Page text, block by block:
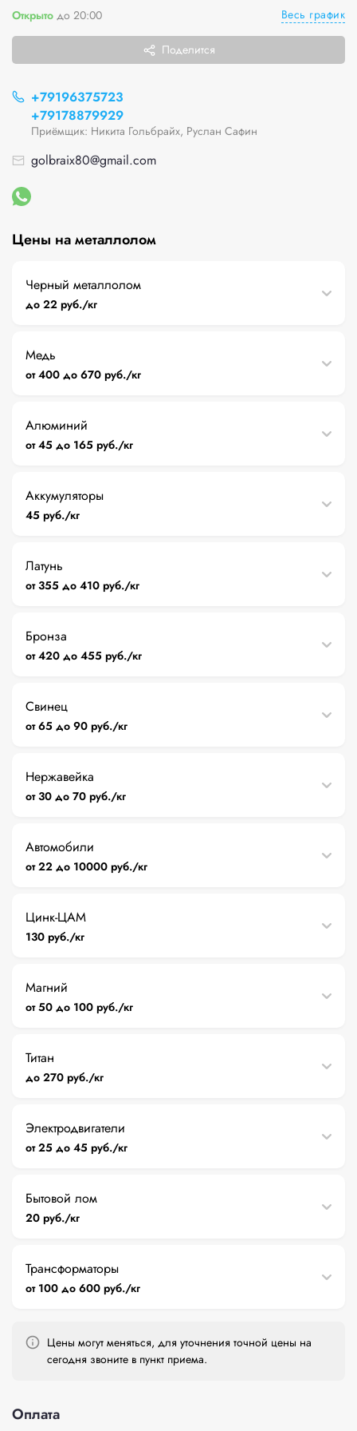
Открыто до 20:00 Весь график
Поделится
+79196375723
+79178879929
Приёмщик: Никита Гольбрайх, Руслан Сафин
golbraix80@gmail.com
Цены на металлолом
Черный металлолом
до 22 руб./кг
Медь
от 400 до 670 руб./кг
Алюминий
от 45 до 165 руб./кг
Аккумуляторы
45 руб./кг
Латунь
от 355 до 410 руб./кг
Бронза
от 420 до 455 руб./кг
Свинец
от 65 до 90 руб./кг
Нержавейка
от 30 до 70 руб./кг
Автомобили
от 22 до 10000 руб./кг
Цинк-ЦАМ
130 руб./кг
Магний
от 50 до 100 руб./кг
Титан
до 270 руб./кг
Электродвигатели
от 25 до 45 руб./кг
Бытовой лом
20 руб./кг
Трансформаторы
от 100 до 600 руб./кг
Цены могут меняться, для уточнения точной цены на
сегодня звоните в пункт приема.
Оплата